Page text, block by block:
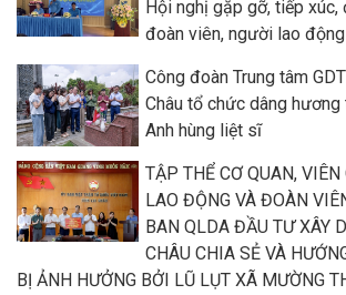
Hội nghị gặp gỡ, tiếp
đoàn viên, người lao
Công đoàn Trung tâm
Châu tổ chức dâng
Anh hùng liệt sĩ
TẬP THỂ CƠ QUAN, VIÊN
LAO ĐỘNG VÀ ĐOÀN
BAN QLDA ĐẦU TƯ XÂY
CHÂU CHIA SẺ VÀ
BỊ ẢNH HƯỞNG BỞI LŨ LỤT XÃ MƯỜNG